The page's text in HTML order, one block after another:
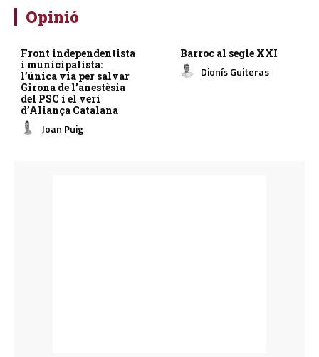
Opinió
Front independentista
i municipalista:
l’única via per salvar
Girona de l’anestèsia
del PSC i el verí
d’Aliança Catalana
Joan Puig
Barroc al segle XXI
Dionís Guiteras